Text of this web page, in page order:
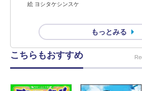
絵 ヨシタケシンスケ
もっとみる
こちらもおすすめ